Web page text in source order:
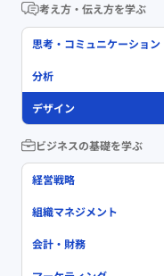
考え方・伝え方を学ぶ
思考・コミュニケーション
分析
デザイン
ビジネスの基礎を学ぶ
経営戦略
組織マネジメント
会計・財務